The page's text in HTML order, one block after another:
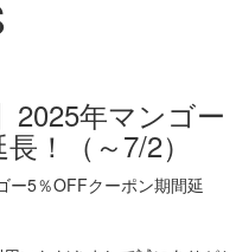
2025年マンゴー
！（～7/2）